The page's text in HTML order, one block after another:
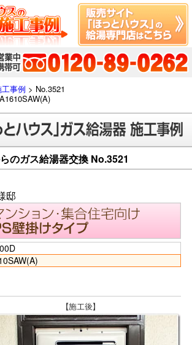
事例 > No.3521
のガス給湯器交換 No.3521
邸